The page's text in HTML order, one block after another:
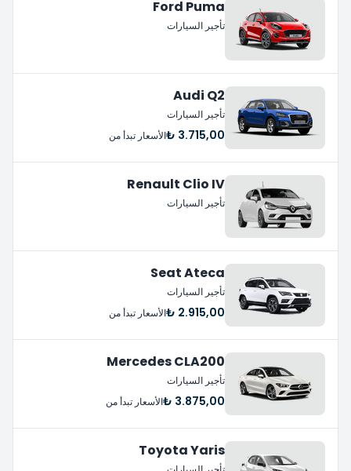
Ford Puma
تأجير السيارات
Audi Q2
تأجير السيارات
3.715,00 ₺ الأسعار تبدأ من
Renault Clio IV
تأجير السيارات
Seat Ateca
تأجير السيارات
2.915,00 ₺ الأسعار تبدأ من
Mercedes CLA200
تأجير السيارات
3.875,00 ₺ الأسعار تبدأ من
Toyota Yaris